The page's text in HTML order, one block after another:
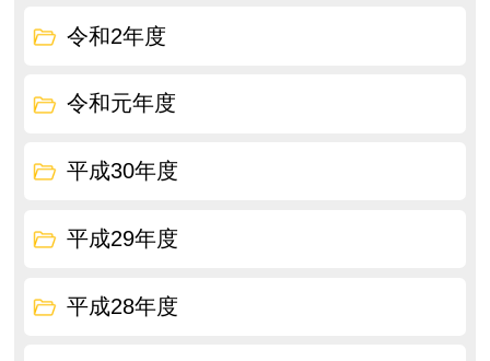
令和2年度
令和元年度
平成30年度
平成29年度
平成28年度